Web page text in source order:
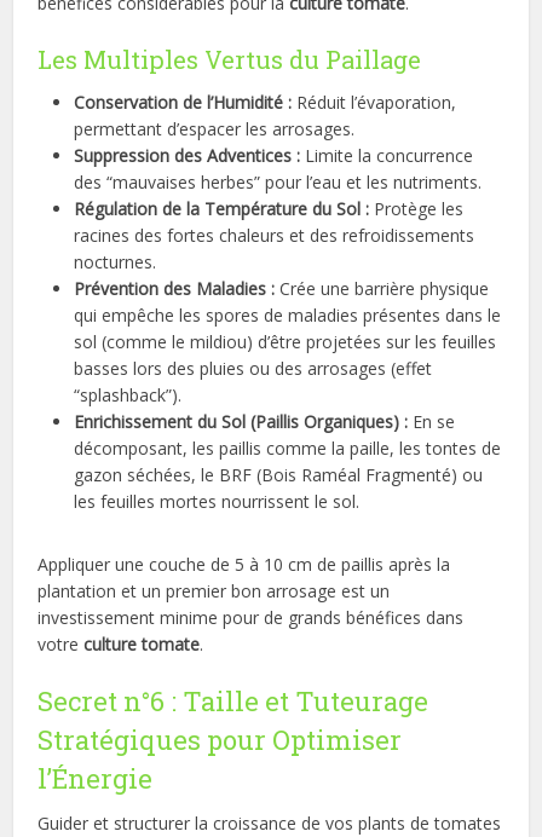
Les Multiples Vertus du Paillage
Conservation de l’Humidité : Réduit l’évaporation,
permettant d’espacer les arrosages.
Suppression des Adventices : Limite la concurrence
des “mauvaises herbes” pour l’eau et les nutriments.
Régulation de la Température du Sol : Protège les
racines des fortes chaleurs et des refroidissements
nocturnes.
Prévention des Maladies : Crée une barrière physique
qui empêche les spores de maladies présentes dans le
sol (comme le mildiou) d’être projetées sur les feuilles
basses lors des pluies ou des arrosages (effet
“splashback”).
Enrichissement du Sol (Paillis Organiques) : En se
décomposant, les paillis comme la paille, les tontes de
gazon séchées, le BRF (Bois Raméal Fragmenté) ou
les feuilles mortes nourrissent le sol.
Appliquer une couche de 5 à 10 cm de paillis après la
plantation et un premier bon arrosage est un
investissement minime pour de grands bénéfices dans
votreculture tomate.
Secret n°6 : Taille et Tuteurage
Stratégiques pour Optimiser
l’Énergie
Guider et structurer la croissance de vos plants de tomates